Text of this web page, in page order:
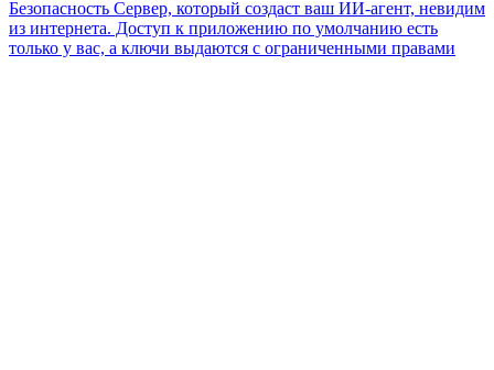
Безопасность Сервер, который создаст ваш ИИ-агент, невидим
из интернета. Доступ к приложению по умолчанию есть
только у вас, а ключи выдаются с ограниченными правами